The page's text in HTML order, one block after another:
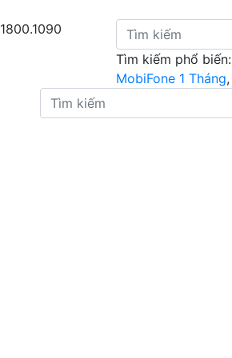
1800.1090
Tìm kiếm phổ biến:
MobiFone 1 Tháng,